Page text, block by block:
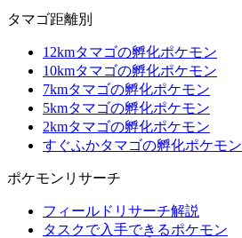
タマゴ距離別
12kmタマゴの孵化ポケモン
10kmタマゴの孵化ポケモン
7kmタマゴの孵化ポケモン
5kmタマゴの孵化ポケモン
2kmタマゴの孵化ポケモン
すぐふかタマゴの孵化ポケモン
ポケモンリサーチ
フィールドリサーチ解説
タスクで入手できるポケモン